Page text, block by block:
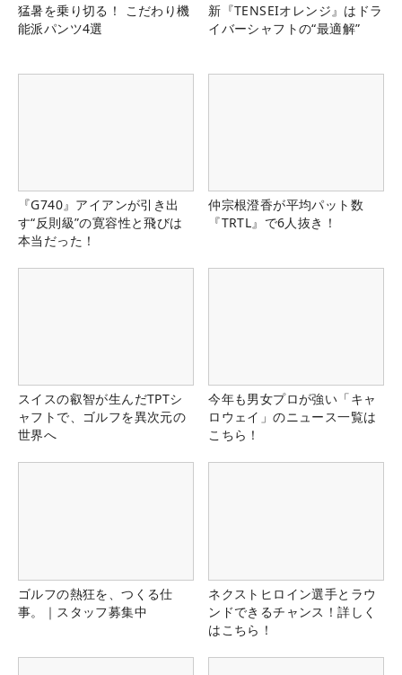
猛暑を乗り切る！ こだわり機
能派パンツ4選
新『TENSEIオレンジ』はドラ
イバーシャフトの“最適解”
『G740』アイアンが引き出
す“反則級”の寛容性と飛びは
本当だった！
仲宗根澄香が平均パット数
『TRTL』で6人抜き！
スイスの叡智が生んだTPTシ
ャフトで、ゴルフを異次元の
世界へ
今年も男女プロが強い「キャ
ロウェイ」のニュース一覧は
こちら！
ゴルフの熱狂を、つくる仕
事。｜スタッフ募集中
ネクストヒロイン選手とラウ
ンドできるチャンス！詳しく
はこちら！